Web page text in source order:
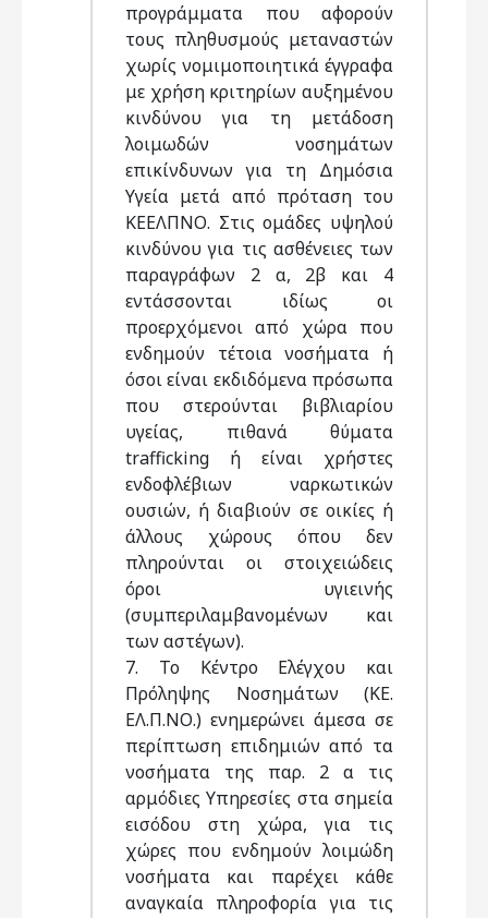
προγράμματα που αφορούν
τους πληθυσμούς μεταναστών
χωρίς νομιμοποιητικά έγγραφα
με χρήση κριτηρίων αυξημένου
κινδύνου για τη μετάδοση
λοιμωδών νοσημάτων
επικίνδυνων για τη Δημόσια
Υγεία μετά από πρόταση του
ΚΕΕΛΠΝΟ. Στις ομάδες υψηλού
κινδύνου για τις ασθένειες των
παραγράφων 2 α, 2β και 4
εντάσσονται ιδίως οι
προερχόμενοι από χώρα που
ενδημούν τέτοια νοσήματα ή
όσοι είναι εκδιδόμενα πρόσωπα
που στερούνται βιβλιαρίου
υγείας, πιθανά θύματα
trafficking ή είναι χρήστες
ενδοφλέβιων ναρκωτικών
ουσιών, ή διαβιούν σε οικίες ή
άλλους χώρους όπου δεν
πληρούνται οι στοιχειώδεις
όροι υγιεινής
(συμπεριλαμβανομένων και
των αστέγων).
7. Το Κέντρο Ελέγχου και
Πρόληψης Νοσημάτων (ΚΕ.
ΕΛ.Π.ΝΟ.) ενημερώνει άμεσα σε
περίπτωση επιδημιών από τα
νοσήματα της παρ. 2 α τις
αρμόδιες Υπηρεσίες στα σημεία
εισόδου στη χώρα, για τις
χώρες που ενδημούν λοιμώδη
νοσήματα και παρέχει κάθε
αναγκαία πληροφορία για τις